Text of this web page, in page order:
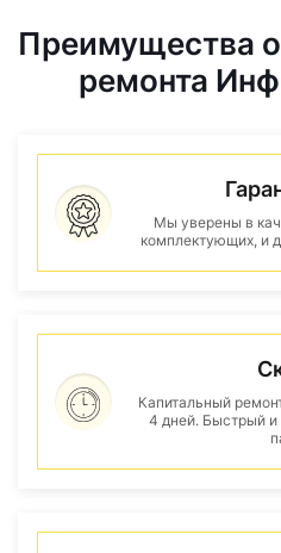
Преимущества
ремонта
Мы уверены в
комплектующих, и
Капитальный
4 дней. Быстрый и